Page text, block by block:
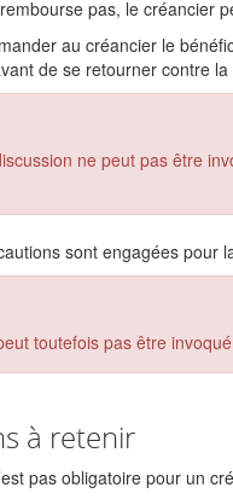
pas, le créancier
au créancier le
de se retourner contre
ne peut pas être
sont engagées pour
toutefois pas être
à retenir
pas obligatoire pour un